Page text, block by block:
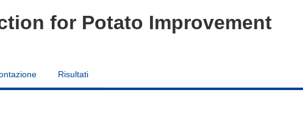
for Potato Improvement
Risultati